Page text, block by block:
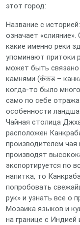
этот город:
Название с
означает
какие именно реки
упоминают притоки
может быть
камнями (कंकड –
когда-то было
само по себе
особенности
Чайная столица
расположен
производителем
производят
экспортируется по
напитка, то
попробовать
рук» и узнать все о
Мозаика языков и
на границе с Индией